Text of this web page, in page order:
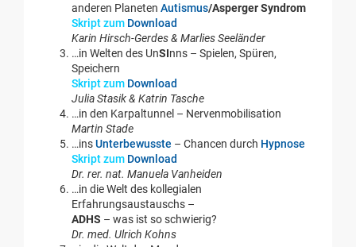
anderen Planeten Autismus/Asperger Syndrom
Skript zum Download
Karin Hirsch-Gerdes & Marlies Seeländer
…in Welten des UnSInns – Spielen, Spüren,
Speichern
Skript zum Download
Julia Stasik & Katrin Tasche
…in den Karpaltunnel – Nervenmobilisation
Martin Stade
…insUnterbewusste – Chancen durch Hypnose
Skript zum Download
Dr. rer. nat. Manuela Vanheiden
…in die Welt des kollegialen
Erfahrungsaustauschs –
ADHS – was ist so schwierig?
Dr. med. Ulrich Kohns